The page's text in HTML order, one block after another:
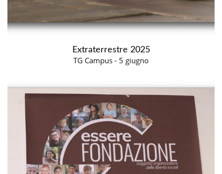
Extraterrestre 2025
TG Campus - 5 giugno